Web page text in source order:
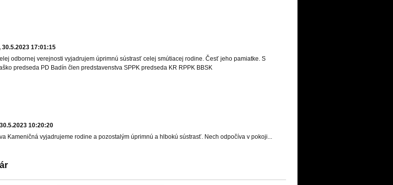
30.5.2023 17:01:15
odbornej verejnosti vyjadrujem úprimnú sústrasť celej smútiacej rodine. Česť jeho pamiatke. S
predseda PD Badín člen predstavenstva SPPK predseda KR RPPK BBSK
30.5.2023 10:20:20
Kameničná vyjadrujeme rodine a pozostalým úprimnú a hlbokú sústrasť. Nech odpočíva v pokoji...